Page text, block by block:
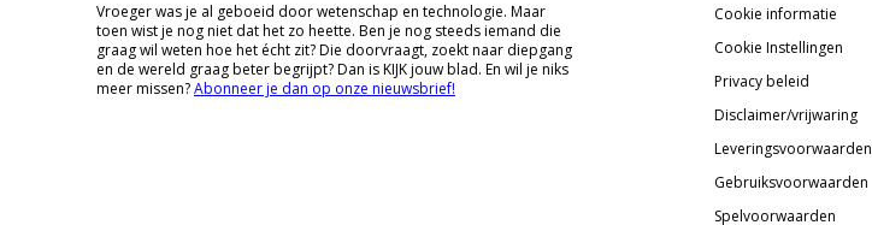
Vroeger was je al geboeid door wetenschap en technologie. Maar
toen wist je nog niet dat het zo heette. Ben je nog steeds iemand die
graag wil weten hoe het écht zit? Die doorvraagt, zoekt naar diepgang
en de wereld graag beter begrijpt? Dan is KIJK jouw blad. En wil je niks
meer missen?Abonneer je dan op onze nieuwsbrief!
Cookie informatie
Cookie Instellingen
Privacy beleid
Disclaimer/vrijwaring
Leveringsvoorwaarden
Gebruiksvoorwaarden
Spelvoorwaarden